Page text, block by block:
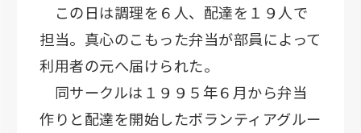
この日は調理を６人、配達を１９人で
担当。真心のこもった弁当が部員によって
利用者の元へ届けられた。
同サークルは１９９５年６月から弁当
作りと配達を開始したボランティアグルー